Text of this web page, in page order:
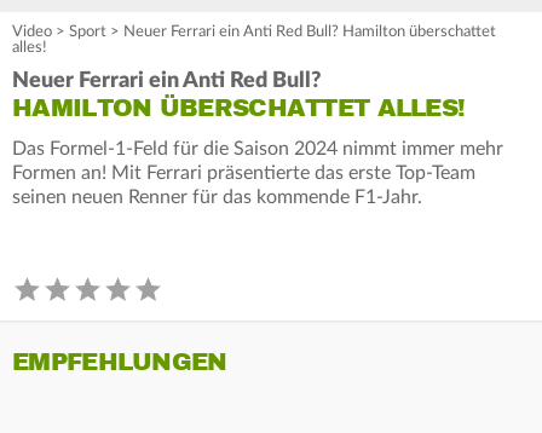
Video > Sport > Neuer Ferrari ein Anti Red Bull? Hamilton überschattet
alles!
Neuer Ferrari ein Anti Red Bull?
HAMILTON ÜBERSCHATTET ALLES!
Das Formel-1-Feld für die Saison 2024 nimmt immer mehr
Formen an! Mit Ferrari präsentierte das erste Top-Team
seinen neuen Renner für das kommende F1-Jahr.
EMPFEHLUNGEN